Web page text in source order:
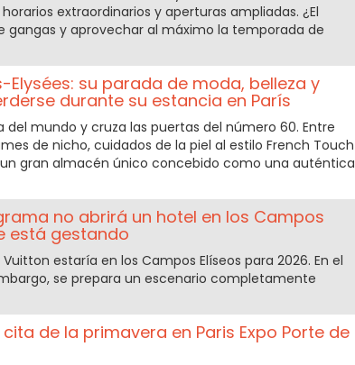
extraordinarios y aperturas ampliadas. ¿El
gangas y aprovechar al máximo la temporada de
su parada de moda, belleza y
durante su estancia en París
del mundo y cruza las puertas del número 60. Entre
de nicho, cuidados de la piel al estilo French Touch
gran almacén único concebido como una auténtica
no abrirá un hotel en los Campos
está gestando
estaría en los Campos Elíseos para 2026. En el
se prepara un escenario completamente
de la primavera en Paris Expo Porte de